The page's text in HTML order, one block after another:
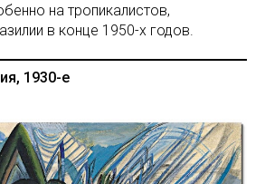
на тропикалистов,
в конце 1950-х годов.
1930-е